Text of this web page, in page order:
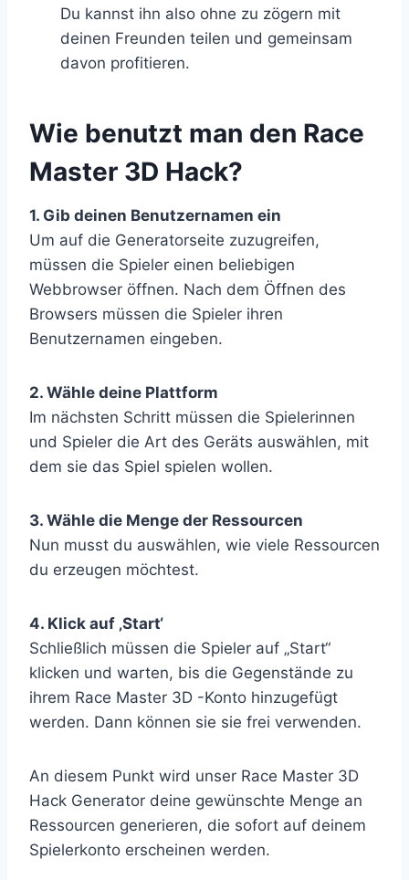
Du kannst ihn also ohne zu zögern mit
deinen Freunden teilen und gemeinsam
davon profitieren.
​Wie benutzt man den Race
Master 3D Hack?
1. Gib deinen Benutzernamen ein
Um auf die Generatorseite zuzugreifen,
müssen die Spieler einen beliebigen
Webbrowser öffnen. Nach dem Öffnen des
Browsers müssen die Spieler ihren
Benutzernamen eingeben.
2. Wähle deine Plattform
Im nächsten Schritt müssen die Spielerinnen
und Spieler die Art des Geräts auswählen, mit
dem sie das Spiel spielen wollen.
3. Wähle die Menge der Ressourcen
Nun musst du auswählen, wie viele Ressourcen
du erzeugen möchtest.
4. Klick auf ‚Start‘
Schließlich müssen die Spieler auf „Start“
klicken und warten, bis die Gegenstände zu
ihrem Race Master 3D -Konto hinzugefügt
werden. Dann können sie sie frei verwenden.
An diesem Punkt wird unser Race Master 3D
Hack Generator deine gewünschte Menge an
Ressourcen generieren, die sofort auf deinem
Spielerkonto erscheinen werden.